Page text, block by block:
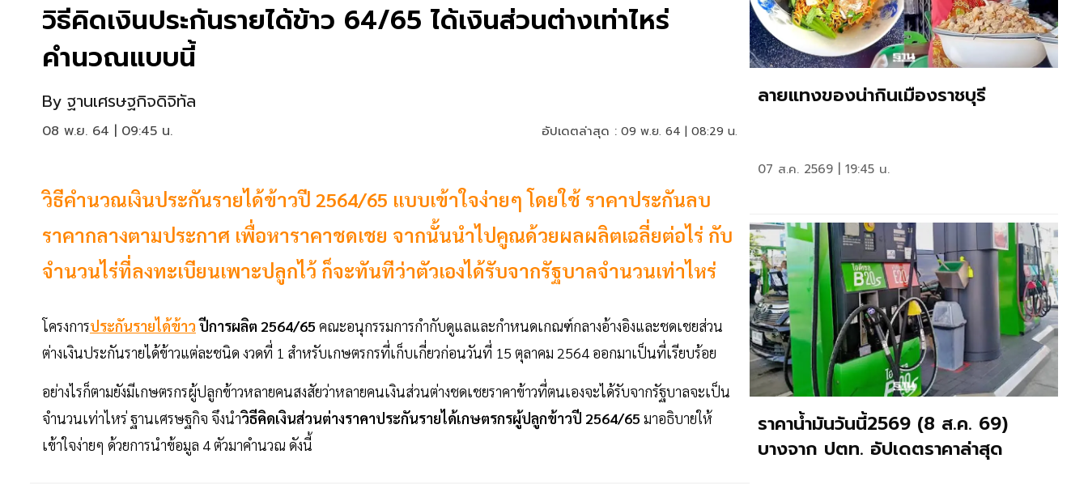
วิธีคิดเงินประกันรายได้ข้าว 64/65 ได้เงินส่วนต่างเท่าไหร่
คำนวณแบบนี้
By ฐานเศรษฐกิจดิจิทัล
08 พ.ย. 64 | 09:45 น. อัปเดตล่าสุด : 09 พ.ย. 64 | 08:29 น.
วิธีคำนวณเงินประกันรายได้ข้าวปี 2564/65 แบบเข้าใจง่ายๆ โดยใช้ ราคาประกันลบ
ราคากลางตามประกาศ เพื่อหาราคาชดเชย จากนั้นนำไปคูณด้วยผลผลิตเฉลี่ยต่อไร่ กับ
จำนวนไร่ที่ลงทะเบียนเพาะปลูกไว้ ก็จะทันทีว่าตัวเองได้รับจากรัฐบาลจำนวนเท่าไหร่
โครงการประกันรายได้ข้าวปีการผลิต 2564/65 คณะอนุกรรมการกำกับดูแลและกำหนดเกณฑ์กลางอ้างอิงและชดเชยส่วน
ต่างเงินประกันรายได้ข้าวแต่ละชนิด งวดที่ 1 สำหรับเกษตรกรที่เก็บเกี่ยวก่อนวันที่ 15 ตุลาคม 2564 ออกมาเป็นที่เรียบร้อย
อย่างไรก็ตามยังมีเกษตรกรผู้ปลูกข้าวหลายคนสงสัยว่าหลายคนเงินส่วนต่างชดเชยราคาข้าวที่ตนเองจะได้รับจากรัฐบาลจะเป็น
จำนวนเท่าไหร่ ฐานเศรษฐกิจ จึงนำวิธีคิดเงินส่วนต่างราคาประกันรายได้เกษตรกรผู้ปลูกข้าวปี 2564/65 มาอธิบายให้
เข้าใจง่ายๆ ด้วยการนำข้อมูล 4 ตัวมาคำนวณ ดังนี้
ลายแทงของน่ากินเมืองราชบุรี
07 ส.ค. 2569 | 19:45 น.
ราคาน้ำมันวันนี้2569 (8 ส.ค. 69)
บางจาก ปตท. อัปเดตราคาล่าสุด